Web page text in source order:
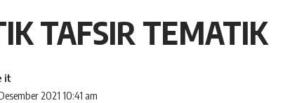
TAFSIR TEMATIK
2021 10:41 am